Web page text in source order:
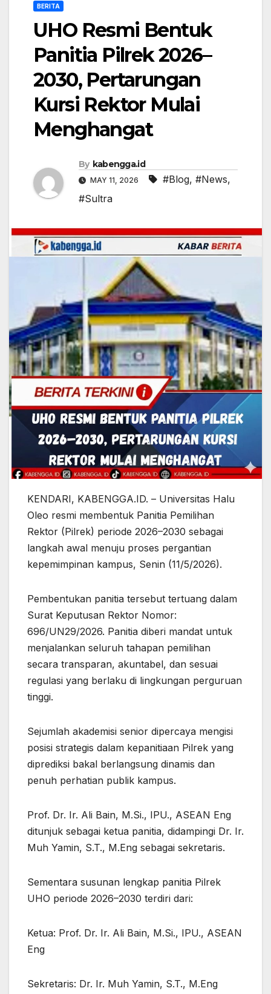
BERITA
UHO Resmi Bentuk
Panitia Pilrek 2026–
2030, Pertarungan
Kursi Rektor Mulai
Menghangat
By kabengga.id
MAY 11, 2026 #Blog, #News,
#Sultra
KENDARI, KABENGGA.ID. – Universitas Halu
Oleo resmi membentuk Panitia Pemilihan
Rektor (Pilrek) periode 2026–2030 sebagai
langkah awal menuju proses pergantian
kepemimpinan kampus, Senin (11/5/2026).
Pembentukan panitia tersebut tertuang dalam
Surat Keputusan Rektor Nomor:
696/UN29/2026. Panitia diberi mandat untuk
menjalankan seluruh tahapan pemilihan
secara transparan, akuntabel, dan sesuai
regulasi yang berlaku di lingkungan perguruan
tinggi.
Sejumlah akademisi senior dipercaya mengisi
posisi strategis dalam kepanitiaan Pilrek yang
diprediksi bakal berlangsung dinamis dan
penuh perhatian publik kampus.
Prof. Dr. Ir. Ali Bain, M.Si., IPU., ASEAN Eng
ditunjuk sebagai ketua panitia, didampingi Dr. Ir.
Muh Yamin, S.T., M.Eng sebagai sekretaris.
Sementara susunan lengkap panitia Pilrek
UHO periode 2026–2030 terdiri dari:
Ketua: Prof. Dr. Ir. Ali Bain, M.Si., IPU., ASEAN
Eng
Sekretaris: Dr. Ir. Muh Yamin, S.T., M.Eng